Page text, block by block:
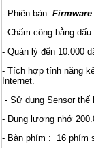
- Phiên bản:
- Chấm công bằng
- Quản lý đến 10.000
- Tích hợp tính năng
Internet.
- Sử dụng Sensor thế
- Dung lượng nhớ
- Bàn phím : 16 phím